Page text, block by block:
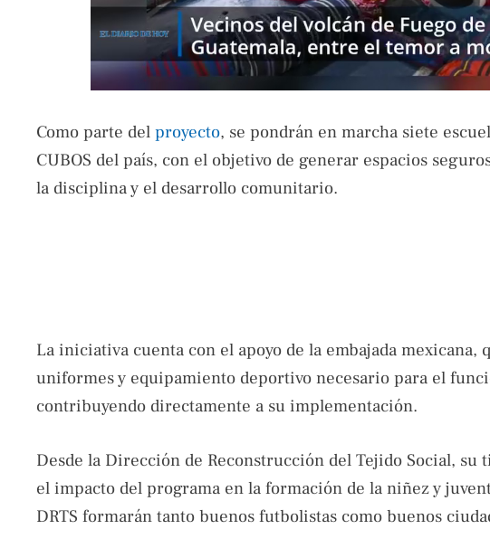
Como parte del proyecto, se pondrán en marcha siete
CUBOS del país, con el objetivo de generar espacios
la disciplina y el desarrollo comunitario.
La iniciativa cuenta con el apoyo de la embajada mexicana,
uniformes y equipamiento deportivo necesario para el
contribuyendo directamente a su implementación.
Desde la Dirección de Reconstrucción del Tejido Social, su
el impacto del programa en la formación de la niñez y
DRTS formarán tanto buenos futbolistas como buenos